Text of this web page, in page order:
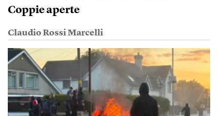
Coppie aperte
Claudio Rossi Marcelli